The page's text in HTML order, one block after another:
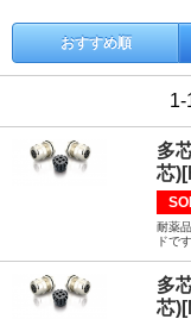
おすすめ順
1-
多
芯
耐薬
ドです
多
芯